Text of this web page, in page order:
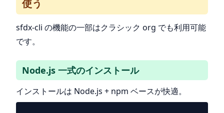
使う
sfdx-cli の機能の一部はクラシック org でも利用可能
です。
Node.js 一式のインストール
インストールは Node.js + npm ベースが快適。